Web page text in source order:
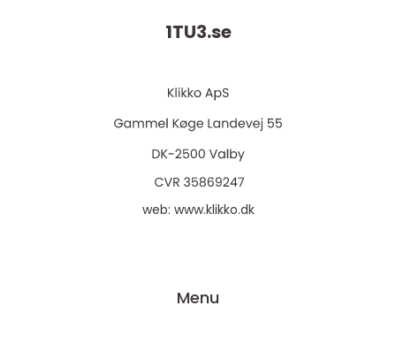
1TU3.se
web: www.klikko.dk
Menu